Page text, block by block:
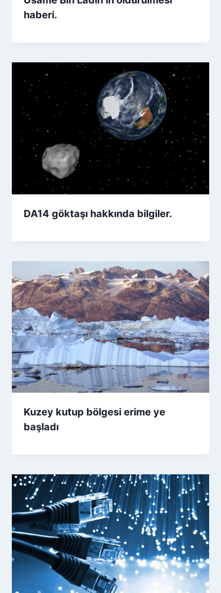
haberi.
DA14 göktaşı hakkında bilgiler.
Kuzey kutup bölgesi erime ye
başladı